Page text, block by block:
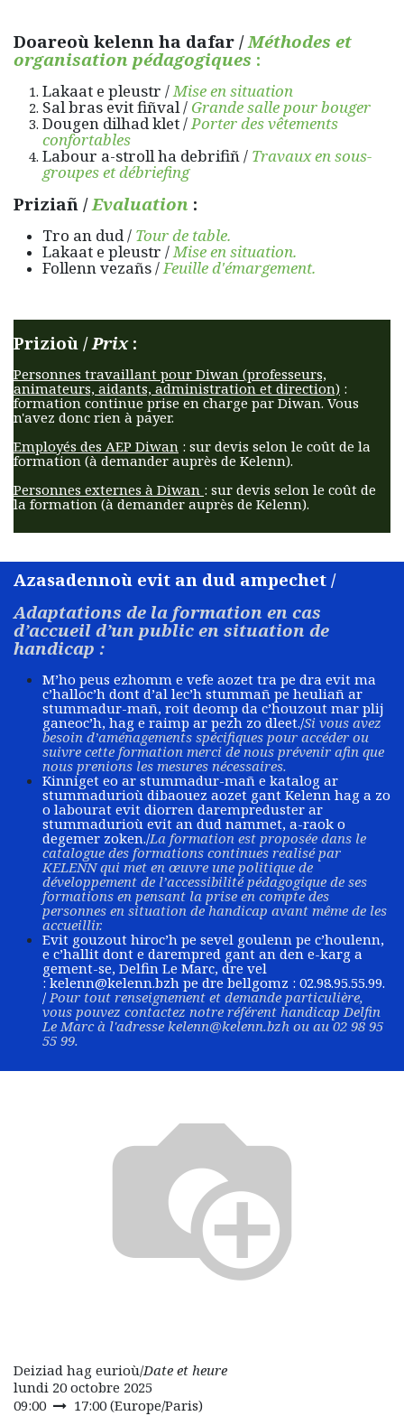
Doareoù kelenn ha dafar / Méthodes et
organisation pédagogiques :
Lakaat e pleustr /Mise en situation
Sal bras evit fiñval / Grande salle pour bouger
Dougen dilhad klet /Porter des vêtements
confortables
Labour a-stroll ha debrifiñ / Travaux en sous-
groupes et débriefing
Priziañ /Evaluation :
Tro an dud / Tour de table.
Lakaat e pleustr /Mise en situation.
Follenn vezañs /Feuille d'émargement.
Prizioù /Prix:
Personnes travaillant pour Diwan (professeurs,
animateurs, aidants, administration et direction) :
formation continue prise en charge par Diwan. Vous
n'avez donc rien à payer.
Employés des AEP Diwan : sur devis selon le coût de la
formation (à demander auprès de Kelenn).
Personnes externes à Diwan : sur devis selon le coût de
la formation (à demander auprès de Kelenn).​
Azasadennoù evit an dud ampechet /
Adaptations de la formation en cas
d’accueil d’un public en situation de
handicap :
M’ho peus ezhomm e vefe aozet tra pe dra evit ma
c’halloc’h dont d’al lec’h stummañ pe heuliañ ar
stummadur-mañ, roit deomp da c’houzout mar plij
ganeoc’h, hag e raimp ar pezh zo dleet./Si vous avez
besoin d’aménagements spécifiques pour accéder ou
suivre cette formation merci de nous prévenir afin que
nous prenions les mesures nécessaires.
Kinniget eo ar stummadur-mañ e katalog ar
stummadurioù dibaouez aozet gant Kelenn hag a zo
o labourat evit diorren darempreduster ar
stummadurioù evit an dud nammet, a-raok o
degemer zoken./La formation est proposée dans le
catalogue des formations continues realisé par
KELENN qui met en œuvre une politique de
développement de l’accessibilité pédagogique de ses
formations en pensant la prise en compte des
personnes en situation de handicap avant même de les
accueillir.
Evit gouzout hiroc’h pe sevel goulenn pe c’houlenn,
e c’hallit dont e darempred gant an den e-karg a
gement-se, Delfin Le Marc, dre vel
:kelenn@kelenn.bzh pe dre bellgomz : 02.98.95.55.99.
/Pour tout renseignement et demande particulière,
vous pouvez contactez notre référent handicap Delfin
Le Marc à l'adresse kelenn@kelenn.bzh ou au 02 98 95
55 99.
Deiziad hag eurioù/Date et heure
lundi 20 octobre 2025
09:00
17:00 (Europe/Paris)